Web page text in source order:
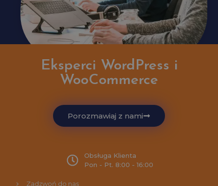
Eksperci WordPress i
WooCommerce
Porozmawiaj z nami
Obsługa Klienta
Pon - Pt. 8:00 - 16:00
Zadzwoń do nas